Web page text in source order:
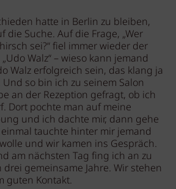
hatte in Berlin zu bleiben,
die Suche. Auf die Frage, „Wer
sei?“ fiel immer wieder der
„Udo Walz“ – wieso kann jemand
Walz erfolgreich sein, das klang ja
so bin ich zu seinem Salon
an der Rezeption gefragt, ob ich
Dort pochte man auf meine
und ich dachte mir, dann gehe
tauchte hinter mir jemand
und wir kamen ins Gespräch.
am nächsten Tag fing ich an zu
gemeinsame Jahre. Wir stehen
guten Kontakt.